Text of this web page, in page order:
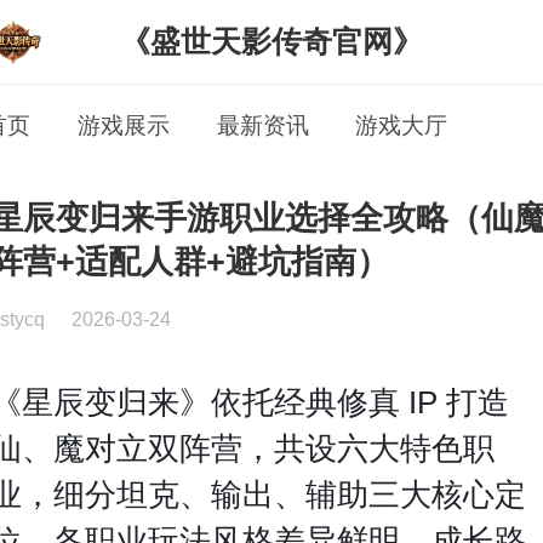
《盛世天影传奇官网》
页 游戏展示 最新资讯 游戏大厅
辰变归来手游职业选择全攻略（仙
营+适配人群+避坑指南）
2026-03-24
星辰变归来》依托经典修真 IP 打造
、魔对立双阵营，共设六大特色职
，细分坦克、输出、辅助三大核心定